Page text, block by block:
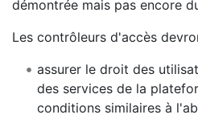
démontrée mais pas encore
Les contrôleurs d'accès
assurer le droit des
des services de la
conditions similaires à